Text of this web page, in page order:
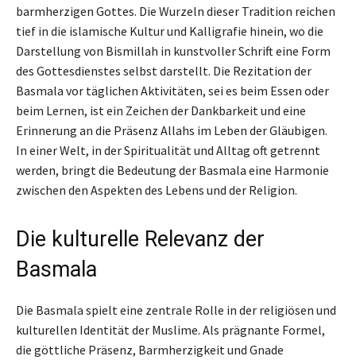
barmherzigen Gottes. Die Wurzeln dieser Tradition reichen
tief in die islamische Kultur und Kalligrafie hinein, wo die
Darstellung von Bismillah in kunstvoller Schrift eine Form
des Gottesdienstes selbst darstellt. Die Rezitation der
Basmala vor täglichen Aktivitäten, sei es beim Essen oder
beim Lernen, ist ein Zeichen der Dankbarkeit und eine
Erinnerung an die Präsenz Allahs im Leben der Gläubigen.
In einer Welt, in der Spiritualität und Alltag oft getrennt
werden, bringt die Bedeutung der Basmala eine Harmonie
zwischen den Aspekten des Lebens und der Religion.
Die kulturelle Relevanz der
Basmala
Die Basmala spielt eine zentrale Rolle in der religiösen und
kulturellen Identität der Muslime. Als prägnante Formel,
die göttliche Präsenz, Barmherzigkeit und Gnade